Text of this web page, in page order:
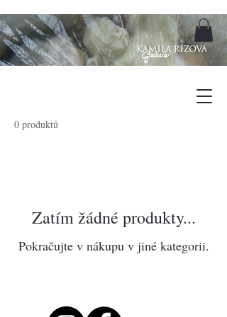
0 produktů
Zatím žádné produkty...
Pokračujte v nákupu v jiné kategorii.